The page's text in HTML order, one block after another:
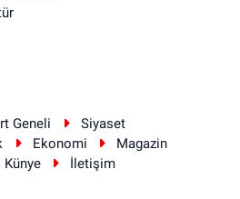
Geneli
Siyaset
Ekonomi
Magazin
Künye
İletişim